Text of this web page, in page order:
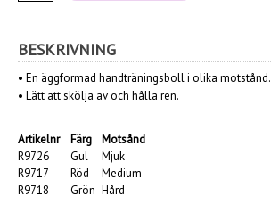
BESKRIVNING
• En äggformad handträningsboll i olika motstånd.
• Lätt att skölja av och hålla ren.
Artikelnr Färg
Motsånd
R9726
Gul
Mjuk
R9717
Röd
Medium
R9718
Grön Hård